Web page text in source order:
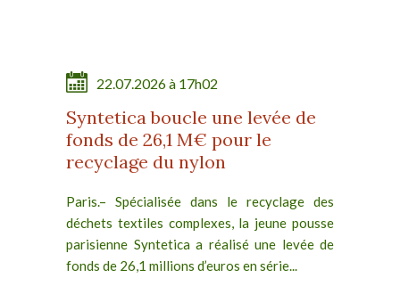
22.07.2026 à 17h02
Syntetica boucle une levée de
fonds de 26,1 M€ pour le
recyclage du nylon
Paris.– Spécialisée dans le recyclage des
déchets textiles complexes, la jeune pousse
parisienne Syntetica a réalisé une levée de
fonds de 26,1 millions d’euros en série...